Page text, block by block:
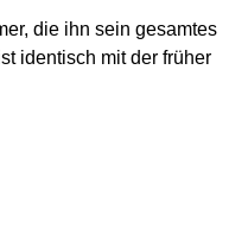
die ihn sein gesamtes
identisch mit der früher